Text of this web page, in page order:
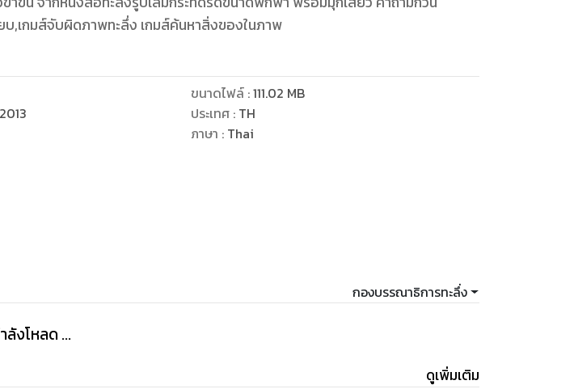
บ,เกมส์จับผิดภาพทะลึ่ง เกมส์ค้นหาสิ่งของในภาพ
ขนาดไฟล์:111.02 MB
ประเทศ : TH
ภาษา : Thai
กองบรรณาธิการทะลึ่ง
ลังโหลด ...
ดูเพิ่มเติม